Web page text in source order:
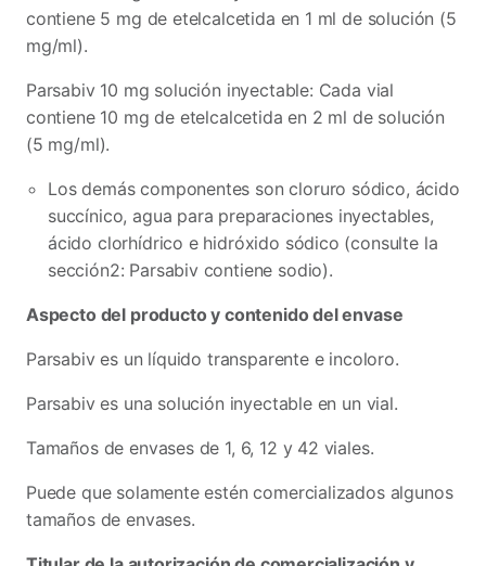
contiene 5 mg de etelcalcetida en 1 ml de solución (5
mg/ml).
Parsabiv 10 mg solución inyectable: Cada vial
contiene 10 mg de etelcalcetida en 2 ml de solución
(5 mg/ml).
Los demás componentes son cloruro sódico, ácido
succínico, agua para preparaciones inyectables,
ácido clorhídrico e hidróxido sódico (consulte la
sección2: Parsabiv contiene sodio).
Aspecto del producto y contenido del envase
Parsabiv es un líquido transparente e incoloro.
Parsabiv es una solución inyectable en un vial.
Tamaños de envases de 1, 6, 12 y 42 viales.
Puede que solamente estén comercializados algunos
tamaños de envases.